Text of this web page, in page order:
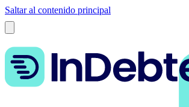
Saltar al contenido principal